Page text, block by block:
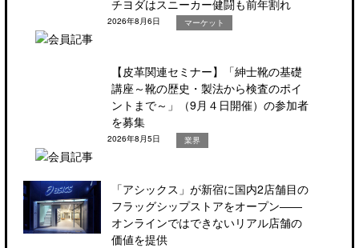
チヨダはスニーカー健闘も前年割れ
2026年8月6日 マーケット
【皮革関連セミナー】「紳士靴の基礎
講座～靴の歴史・製法から検査のポイ
ントまで～」（9月４日開催）の参加者
を募集
2026年8月5日 業界
「アシックス」が新宿に国内2店舗目の
フラッグシップストアをオープン――
オンラインではできないリアル店舗の
価値を提供